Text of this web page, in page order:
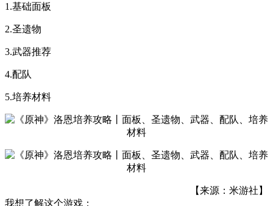
1.基础面板
2.圣遗物
3.武器推荐
4.配队
5.培养材料
【来源：米游社】
我想了解这个游戏：